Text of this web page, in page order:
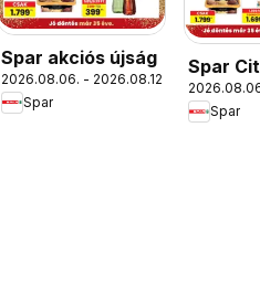
Spar akciós újság
2026.08.06. - 2026.08.12.
Spar
Spar
Spar